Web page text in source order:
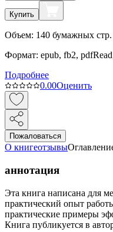
Купить
Объем: 140 бумажных стр.
Формат: epub, fb2,
Подробнее
0.00Оценить
Пожаловаться
О книгеотзывы
аннотация
Эта книга написана для
практический опыт
практические примеры
Книга публикуется в